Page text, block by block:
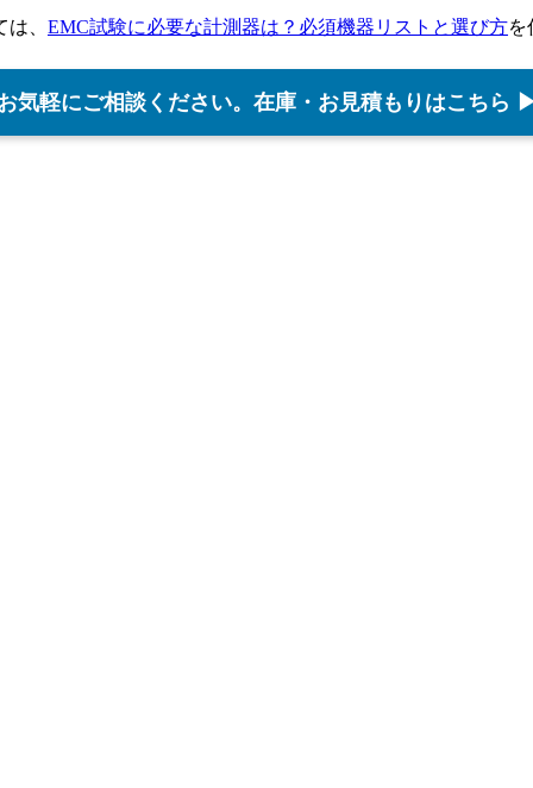
、 EMC試験に必要な計測器は？必須機器リストと選び方を
気軽にご相談ください。在庫・お見積もりはこちら